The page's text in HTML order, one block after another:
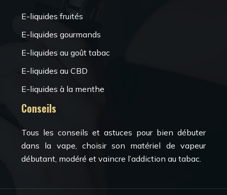
E-liquides fruités
E-liquides gourmands
E-liquides au goût tabac
E-liquides au CBD
E-liquides à la menthe
Conseils
Tous les conseils et astuces pour bien débuter
dans la vape, choisir son matériel de vapeur
débutant, modéré et vaincre l’addiction au tabac.